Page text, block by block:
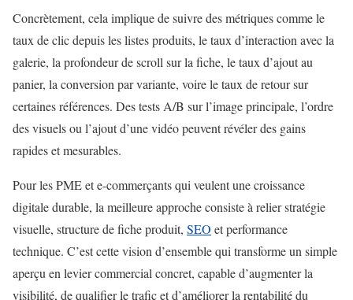
Concrètement, cela implique de suivre des métriques comme le
taux de clic depuis les listes produits, le taux d’interaction avec la
galerie, la profondeur de scroll sur la fiche, le taux d’ajout au
panier, la conversion par variante, voire le taux de retour sur
certaines références. Des tests A/B sur l’image principale, l’ordre
des visuels ou l’ajout d’une vidéo peuvent révéler des gains
rapides et mesurables.
Pour les PME et e-commerçants qui veulent une croissance
digitale durable, la meilleure approche consiste à relier stratégie
visuelle, structure de fiche produit, SEO et performance
technique. C’est cette vision d’ensemble qui transforme un simple
aperçu en levier commercial concret, capable d’augmenter la
visibilité, de qualifier le trafic et d’améliorer la rentabilité du